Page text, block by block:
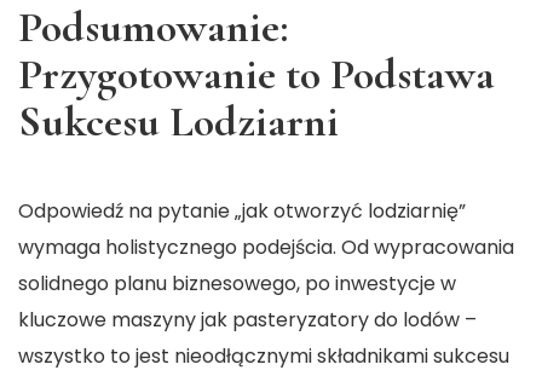
Podsumowanie:
Przygotowanie to Podstawa
Sukcesu Lodziarni
Odpowiedź na pytanie „jak otworzyć lodziarnię”
wymaga holistycznego podejścia. Od wypracowania
solidnego planu biznesowego, po inwestycje w
kluczowe maszyny jak pasteryzatory do lodów –
wszystko to jest nieodłącznymi składnikami sukcesu